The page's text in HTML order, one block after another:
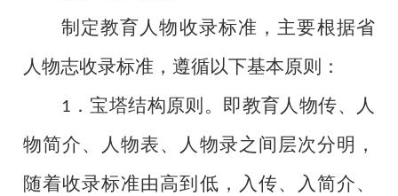
制定教育人物收录标准，主要根据省
人物志收录标准，遵循以下基本原则：
1 ．宝塔结构原则。 即教育人物传、人
物简介、人物表、人物录之间层次分明，
随着收录标准由高到低，入传、入简介、